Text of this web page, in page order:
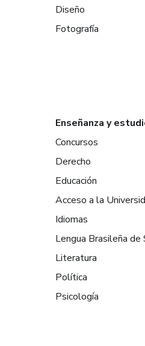
Diseño
Fotografía
Enseñanza y
Concursos
Derecho
Educación
Acceso a la
Idiomas
Lengua Brasileña de
Literatura
Política
Psicología